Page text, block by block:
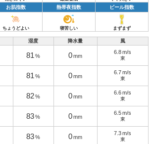
お肌指数 熱帯夜指数 ビール指数
ちょうどよい 寝苦しい まずまず
湿度 降水量 風
81 % 0 mm
6.8 m/s
東
81 % 0 mm
6.7 m/s
東
82 % 0 mm
6.6 m/s
東
83 % 0 mm
6.5 m/s
東
83 % 0 mm
7.3 m/s
東